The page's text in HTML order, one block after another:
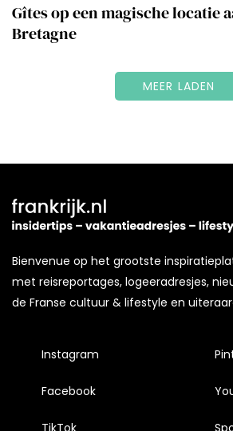
Gîtes op een magische locatie
Bretagne
MEER LADEN
Bienvenue op het grootste
met reisreportages, logeeradresjes,
de Franse cultuur & lifestyle en
Instagram
Facebook
TikTok